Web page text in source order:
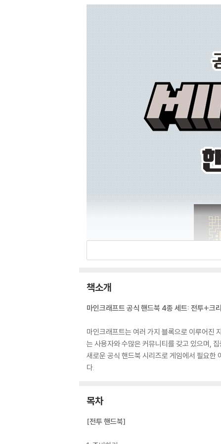
책소개
마인크래프트 공식 핸드북 4종 세트: 전투+크
마인크래프트는 여러 가지 블록으로 이루어진
는 사용자와 수많은 커뮤니티를 갖고 있으며,
새로운 공식 핸드북 시리즈로 게임에서 필요한
다.
목차
[전투 핸드북]